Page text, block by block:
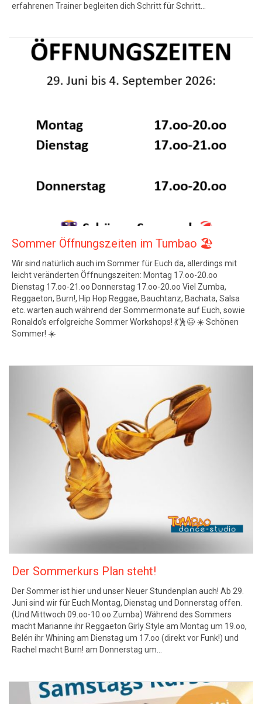
erfahrenen Trainer begleiten dich Schritt für Schritt…
Sommer Öffnungszeiten im Tumbao 🏖️
Wir sind natürlich auch im Sommer für Euch da, allerdings mit
leicht veränderten Öffnungszeiten: Montag 17.oo-20.oo
Dienstag 17.oo-21.oo Donnerstag 17.oo-20.oo Viel Zumba,
Reggaeton, Burn!, Hip Hop Reggae, Bauchtanz, Bachata, Salsa
etc. warten auch während der Sommermonate auf Euch, sowie
Ronaldo’s erfolgreiche Sommer Workshops! 💃🕺😃 ☀️ Schönen
Sommer! ☀️
Der Sommerkurs Plan steht!
Der Sommer ist hier und unser Neuer Stundenplan auch! Ab 29.
Juni sind wir für Euch Montag, Dienstag und Donnerstag offen.
(Und Mittwoch 09.oo-10.oo Zumba) Während des Sommers
macht Marianne ihr Reggaeton Girly Style am Montag um 19.oo,
Belén ihr Whining am Dienstag um 17.oo (direkt vor Funk!) und
Rachel macht Burn! am Donnerstag um…